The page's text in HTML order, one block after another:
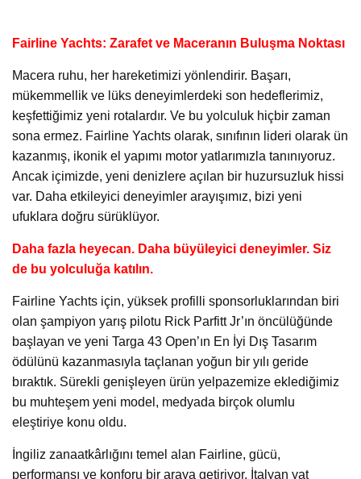
Fairline Yachts: Zarafet ve Maceranın Buluşma Noktası
Macera ruhu, her hareketimizi yönlendirir. Başarı,
mükemmellik ve lüks deneyimlerdeki son hedeflerimiz,
keşfettiğimiz yeni rotalardır. Ve bu yolculuk hiçbir zaman
sona ermez. Fairline Yachts olarak, sınıfının lideri olarak ün
kazanmış, ikonik el yapımı motor yatlarımızla tanınıyoruz.
Ancak içimizde, yeni denizlere açılan bir huzursuzluk hissi
var. Daha etkileyici deneyimler arayışımız, bizi yeni
ufuklara doğru sürüklüyor.
Daha fazla heyecan. Daha büyüleyici deneyimler. Siz
de bu yolculuğa katılın.
Fairline Yachts için, yüksek profilli sponsorluklarından biri
olan şampiyon yarış pilotu Rick Parfitt Jr’ın öncülüğünde
başlayan ve yeni Targa 43 Open’ın En İyi Dış Tasarım
ödülünü kazanmasıyla taçlanan yoğun bir yılı geride
bıraktık. Sürekli genişleyen ürün yelpazemize eklediğimiz
bu muhteşem yeni model, medyada birçok olumlu
eleştiriye konu oldu.
İngiliz zanaatkârlığını temel alan Fairline, gücü,
performansı ve konforu bir araya getiriyor. İtalyan yat